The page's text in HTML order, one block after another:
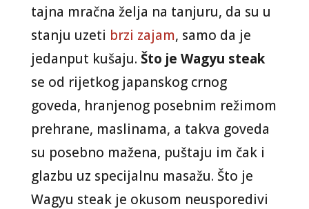
tajna mračna želja na tanjuru, da su u
stanju uzeti brzi zajam, samo da je
jedanput kušaju. Što je Wagyu steak
se od rijetkog japanskog crnog
goveda, hranjenog posebnim režimom
prehrane, maslinama, a takva goveda
su posebno mažena, puštaju im čak i
glazbu uz specijalnu masažu. Što je
Wagyu steak je okusom neusporedivi